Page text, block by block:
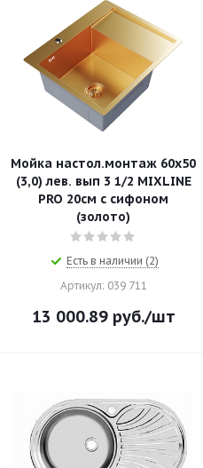
Мойка настол.монтаж 60х50
(3,0) лев. вып 3 1/2 MIXLINE
PRO 20см с сифоном
(золото)
Есть в наличии (2)
Артикул: 039 711
13 000.89руб./шт